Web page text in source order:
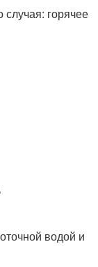
горячее
водой и